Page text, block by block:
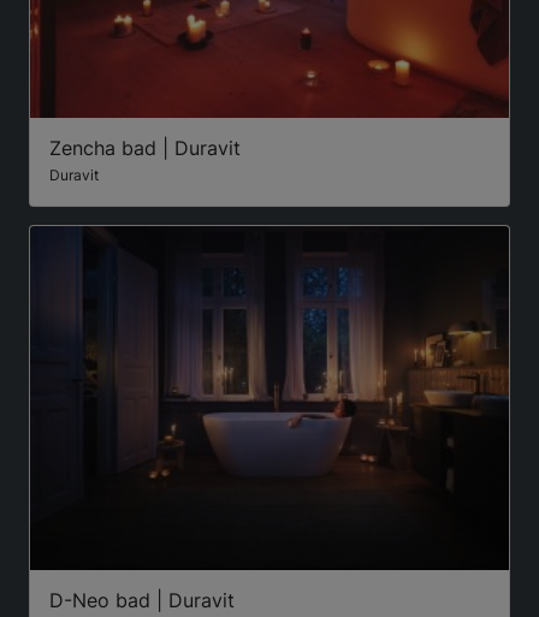
Zencha bad | Duravit
Duravit
D-Neo bad | Duravit